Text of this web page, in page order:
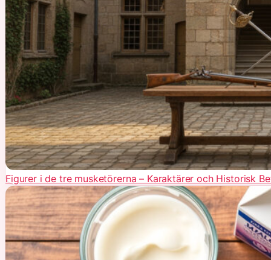
Figurer i de tre musketörerna – Karaktärer och Historisk